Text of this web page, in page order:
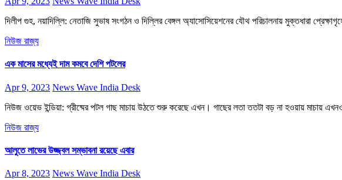
দিলীপ গুহ, নয়াদিল্লি: নেতাজি সুভাষ সংগঠন ও দিল্লির বেঙ্গল অ্যাসোসিয়েশনের যৌথ পরিচালনায় মুক্তধারা
নিউজ রাজ্য
এক মাসের মধ্যেই দাম কমবে দেশি পটলের
Apr 9, 2023 News Wave India Desk
নিউজ ওয়েভ ইন্ডিয়া: গ্রীষ্মের পটল গাছ মাচায় উঠতে শুরু করেছে এখন। গাছের লতা ততটা বড় না হওয়ায় মাচায়
নিউজ রাজ্য
আলুতে লাভের উজ্জ্বল সম্ভাবনা রয়েছে এবার
Apr 8, 2023 News Wave India Desk